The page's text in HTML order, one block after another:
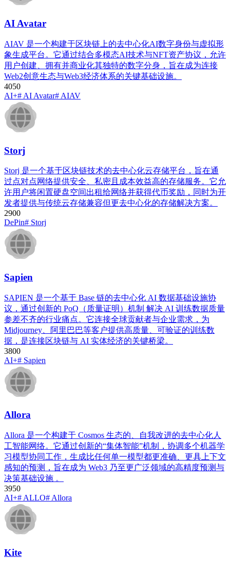
AI Avatar
AIAV 是一个构建于区块链上的去中心化AI数字身份与虚拟形
象生成平台。它通过结合多模态AI技术与NFT资产协议，允许
用户创建、拥有并商业化其独特的数字分身，旨在成为连接
Web2创意生态与Web3经济体系的关键基础设施。
4050
AI+# AI Avatar# AIAV
Storj
Storj 是一个基于区块链技术的去中心化云存储平台，旨在通
过点对点网络提供安全、私密且成本效益高的存储服务。它允
许用户将闲置硬盘空间出租给网络并获得代币奖励，同时为开
发者提供与传统云存储兼容但更去中心化的存储解决方案。
2900
DePin# Storj
Sapien
SAPIEN 是一个基于 Base 链的去中心化 AI 数据基础设施协
议，通过创新的 PoQ（质量证明）机制​ 解决 AI 训练数据质量
参差不齐的行业痛点。它连接全球贡献者与企业需求，为
Midjourney、阿里巴巴等客户提供高质量、可验证的训练数
据，是连接区块链与 AI 实体经济的关键桥梁。
3800
AI+# Sapien
Allora
Allora 是一个构建于 Cosmos 生态的、自我改进的去中心化人
工智能网络。它通过创新的“集体智能”机制，协调多个机器学
习模型协同工作，生成比任何单一模型都更准确、更具上下文
感知的预测，旨在成为 Web3 乃至更广泛领域的高精度预测与
决策基础设施 。
3950
AI+# ALLO# Allora
Kite